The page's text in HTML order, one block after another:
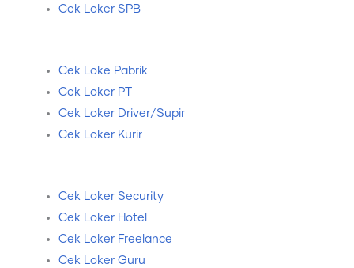
Cek Loker SPB
Cek Loke Pabrik
Cek Loker PT
Cek Loker Driver/Supir
Cek Loker Kurir
Cek Loker Security
Cek Loker Hotel
Cek Loker Freelance
Cek Loker Guru